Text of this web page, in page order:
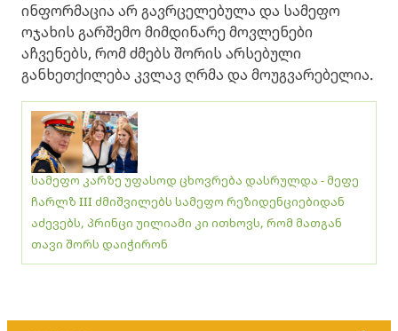
ინფორმაცია არ გავრცელებულა და სამეფო
ოჯახის გარშემო მიმდინარე მოვლენები
აჩვენებს, რომ ძმებს შორის არსებული
განხეთქილება კვლავ ღრმა და მოუგვარებელია.
სამეფო კარზე უფასოდ ცხოვრება დასრულდა - მეფე
ჩარლზ III ძმიშვილებს სამეფო რეზიდენციებიდან
აძევებს, პრინცი უილიამი კი ითხოვს, რომ მათგან
თავი შორს დაიჭირონ